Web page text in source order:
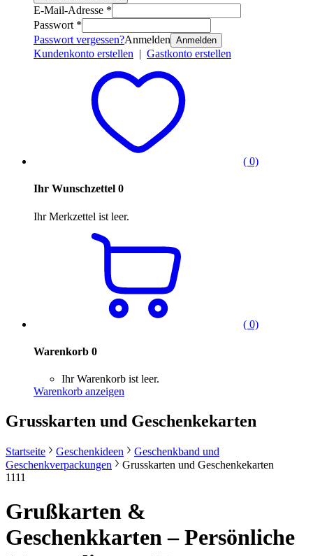
E-Mail-Adresse *
Passwort *
Passwort vergessen?Anmelden Anmelden
Kundenkonto erstellen | Gastkonto erstellen
( 0)
Ihr Wunschzettel 0
Ihr Merkzettel ist leer.
( 0)
Warenkorb 0
Ihr Warenkorb ist leer.
Warenkorb anzeigen
Grusskarten und Geschenkekarten
Startseite Geschenkideen
Geschenkband und
Geschenkverpackungen
Grusskarten und Geschenkekarten
1111
Grußkarten &
Geschenkkarten – Persönliche